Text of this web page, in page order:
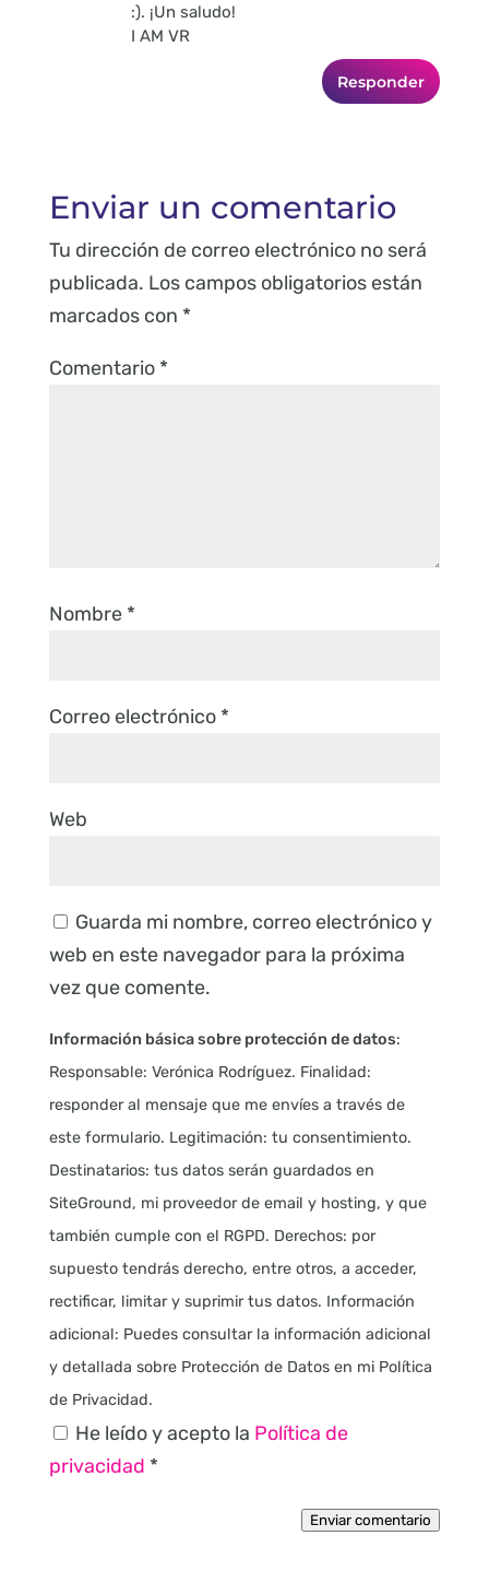
:). ¡Un saludo!
I AM VR
Responder
Enviar un comentario
Tu dirección de correo electrónico no será
publicada. Los campos obligatorios están
marcados con *
Comentario *
Nombre *
Correo electrónico *
Web
Guarda mi nombre, correo electrónico y
web en este navegador para la próxima
vez que comente.
Información básica sobre protección de datos:
Responsable: Verónica Rodríguez. Finalidad:
responder al mensaje que me envíes a través de
este formulario. Legitimación: tu consentimiento.
Destinatarios: tus datos serán guardados en
SiteGround, mi proveedor de email y hosting, y que
también cumple con el RGPD. Derechos: por
supuesto tendrás derecho, entre otros, a acceder,
rectificar, limitar y suprimir tus datos. Información
adicional: Puedes consultar la información adicional
y detallada sobre Protección de Datos en mi Política
de Privacidad.
He leído y acepto la Política de
privacidad *
Enviar comentario